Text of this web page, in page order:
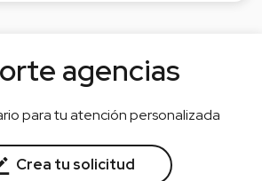
agencias
para tu atención personalizada
Crea tu solicitud